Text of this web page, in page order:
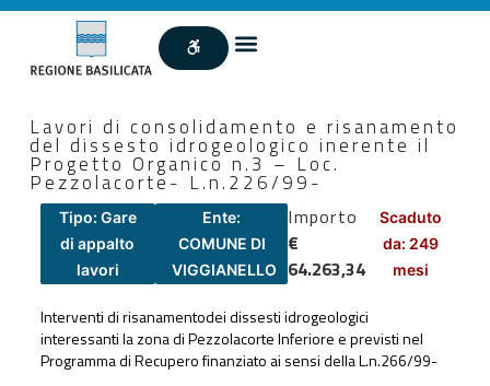
Lavori di consolidamento e risanamento
del dissesto idrogeologico inerente il
Progetto Organico n.3 – Loc.
Pezzolacorte- L.n.226/99-
Tipo: Gare
di appalto
lavori
Ente:
COMUNE DI
VIGGIANELLO
Importo
€
64.263,34
Scaduto
da: 249
mesi
Interventi di risanamentodei dissesti idrogeologici
interessanti la zona di Pezzolacorte Inferiore e previsti nel
Programma di Recupero finanziato ai sensi della L.n.266/99-